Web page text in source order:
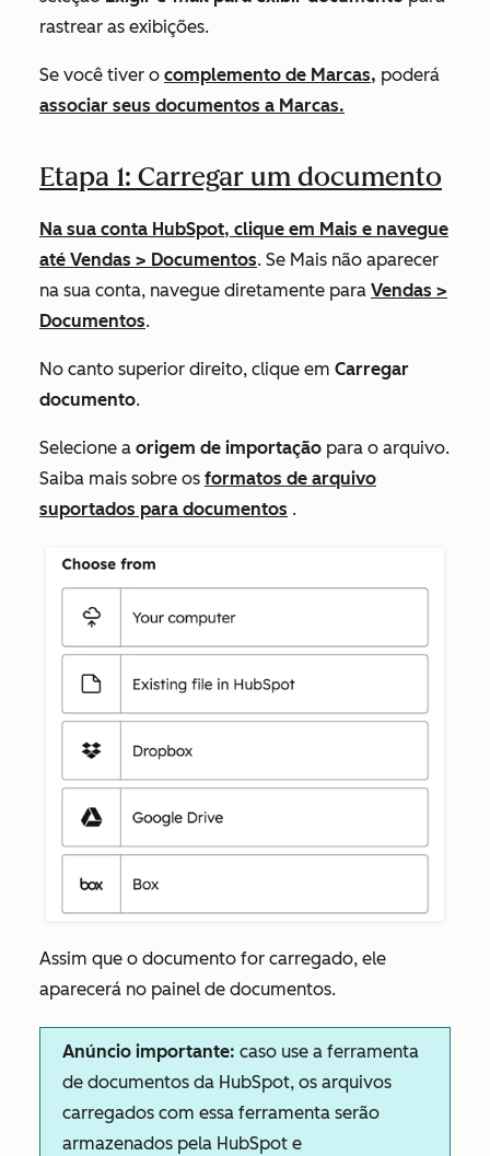
rastrear as exibições.
Se você tiver o complemento de Marcas, poderá
associar seus documentos a Marcas.
Etapa 1: Carregar um documento
Na sua conta HubSpot, clique em Mais e navegue
até Vendas > Documentos. Se Mais não aparecer
na sua conta, navegue diretamente para Vendas >
Documentos.
No canto superior direito, clique em Carregar
documento.
Selecione a origem de importação para o arquivo.
Saiba mais sobre os formatos de arquivo
suportados para documentos .
Assim que o documento for carregado, ele
aparecerá no painel de documentos.
Anúncio importante: caso use a ferramenta
de documentos da HubSpot, os arquivos
carregados com essa ferramenta serão
armazenados pela HubSpot e